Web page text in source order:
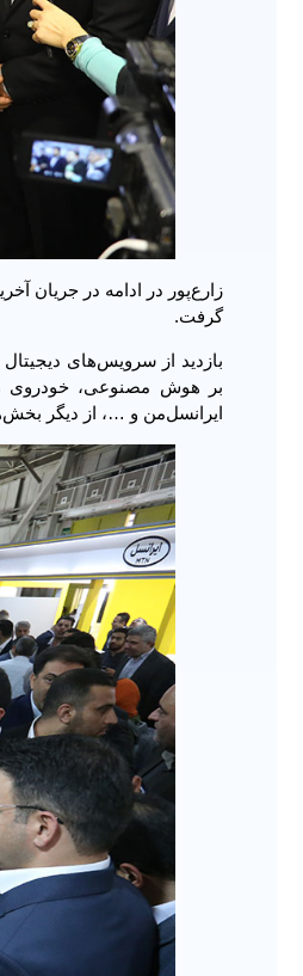
زارع‌پور در ادامه در جریان
گرفت.
بر هوش مصنوعی، خودروی
ایرانسل‌من و …، از دیگر بخش‌های